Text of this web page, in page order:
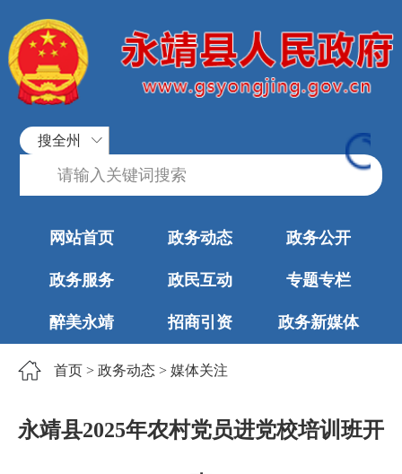
搜全州
网站首页 政务动态 政务公开
政务服务 政民互动 专题专栏
醉美永靖 招商引资 政务新媒体
首页 > 政务动态 > 媒体关注
永靖县2025年农村党员进党校培训班开